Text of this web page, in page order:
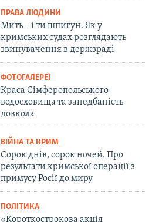
ПРАВА ЛЮДИНИ
Мить – і ти шпигун. Як у
кримських судах розглядають
звинувачення в держзраді
ФОТОГАЛЕРЕЇ
Краса Сімферопольського
водосховища та занедбаність
довкола
ВІЙНА ТА КРИМ
Сорок днів, сорок ночей. Про
результати кримської операції з
примусу Росії до миру
ПОЛІТИКА
«Короткострокова акція